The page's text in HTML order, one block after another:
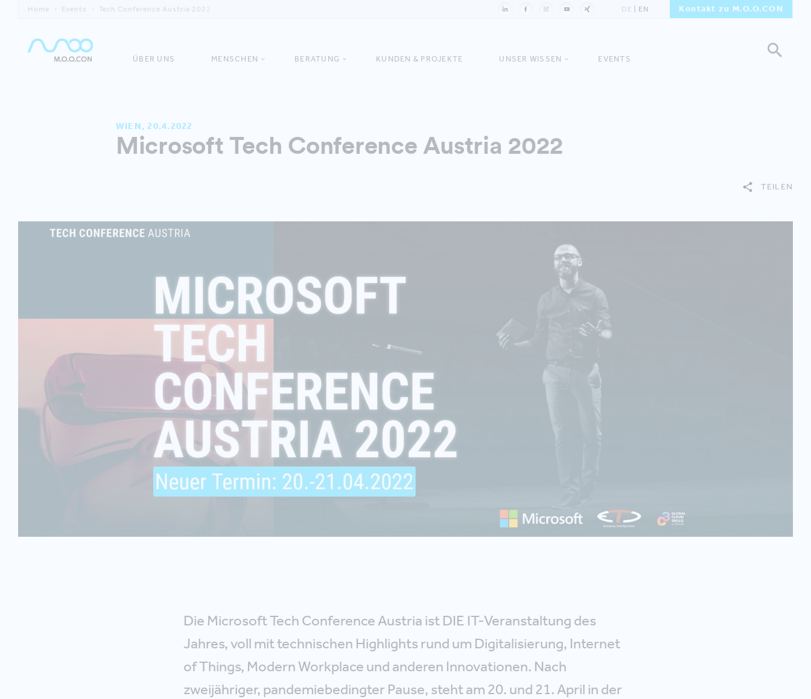
Home Events Tech Conference Austria 2022 DE EN Kontakt zu M.O.O.CON
ÜBER UNS MENSCHEN BERATUNG KUNDEN & PROJEKTE UNSER WISSEN EVENTS
WIEN, 20.4.2022
Microsoft Tech Conference Austria 2022
TEILEN
Die Microsoft Tech Conference Austria ist DIE IT-Veranstaltung des
Jahres, voll mit technischen Highlights rund um Digitalisierung, Internet
of Things, Modern Workplace und anderen Innovationen. Nach
zweijähriger, pandemiebedingter Pause, steht am 20. und 21. April in der